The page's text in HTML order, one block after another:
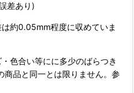
差あり)
約0.05mm程度に収めていま
色合い等にに多少のばらつき
商品と同一とは限りません。参